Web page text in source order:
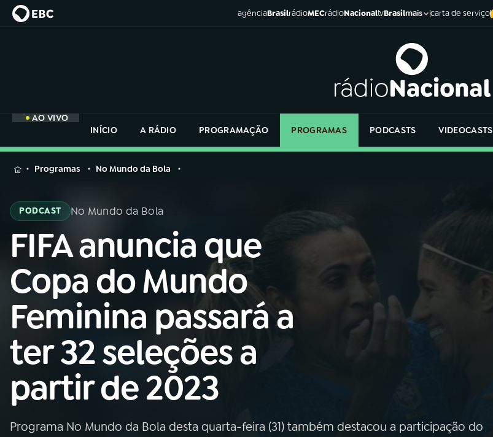
agênciaBrasilrádioMECrádioNacionaltvBrasilmais carta de serviço
AO VIVO
INÍCIO
A RÁDIO PROGRAMAÇÃO PROGRAMAS PODCASTS VIDEOCASTS
MENU
Buscar
na
Rádio
Nacional
AO VIVO
01INÍCIO
02A RÁDIO
03 PROGRAMAÇÃO
04PROGRAMAS
na
Rádio
Programas No Mundo da Bola
PODCAST No Mundo da Bola
FIFA anuncia que
Copa do Mundo
Feminina passará a
ter 32 seleções a
partir de 2023
Programa No Mundo da Bola desta quarta-feira (31) também destacou a participação do